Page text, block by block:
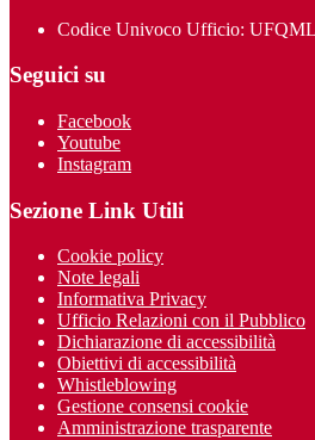
Codice Univoco Ufficio:
Seguici su
Facebook
Youtube
Instagram
Sezione Link Utili
Cookie policy
Note legali
Informativa Privacy
Ufficio Relazioni con il Pubblico
Dichiarazione di accessibilità
Obiettivi di accessibilità
Whistleblowing
Gestione consensi cookie
Amministrazione trasparente